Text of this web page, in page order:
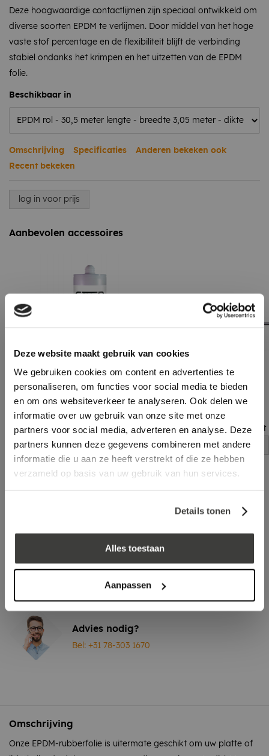
Deze website maakt gebruik van cookies
We gebruiken cookies om content en advertenties te
personaliseren, om functies voor social media te bieden
en om ons websiteverkeer te analyseren. Ook delen we
informatie over uw gebruik van onze site met onze
partners voor social media, adverteren en analyse. Deze
partners kunnen deze gegevens combineren met andere
informatie die u aan ze heeft verstrekt of die ze hebben
verzameld op basis van uw gebruik van hun services.
Details tonen
Alles toestaan
Aanpassen
Deze hoogwaardige contactlijmen zijn speciaal ontwikkeld om
diverse soorten EPDM te verlijmen. Door middel van het hoge
vaste stof percentage en de flexibiliteit blijft de verbinding
stabiel ondanks het krimpen en het uitzetten van de EPDM
folie.
Beschikbaar in
Omschrijving Specificaties
Anderen bekeken ook
Recent bekeken
log in voor prijs
Aanbevolen accessoires
EPDM Kit 290 ml
log in voor prijs
Handgun ECO met
log in voor prijs
Klanten beoordelen ons met een5/5 ! ⭐⭐⭐⭐⭐
Advies nodig?
Bel: +31 78-303 1670
Omschrijving
Onze EPDM-rubberfolie is uitermate geschikt om uw platte of